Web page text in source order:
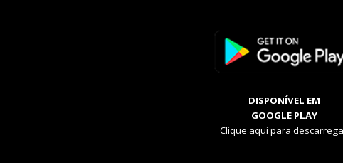
DISPONÍVEL EM
GOOGLE PLAY
Clique aqui para